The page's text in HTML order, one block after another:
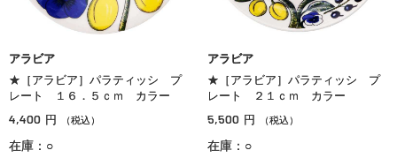
アラビア
★［アラビア］パラティッシ プ
レート １６．５ｃｍ カラー
4,400 円 （税込）
在庫：○
アラビア
★［アラビア］パラティッシ プ
レート ２１ｃｍ カラー
5,500 円 （税込）
在庫：○